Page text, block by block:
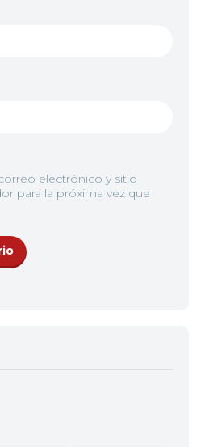
electrónico y sitio
para la próxima vez que